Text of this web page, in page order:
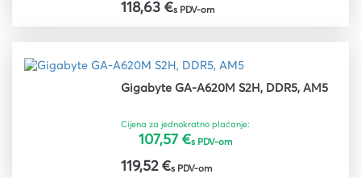
118,63 €s PDV-om
Gigabyte GA-A620M S2H, DDR5, AM5
Cijena za jednokratno plaćanje:
107,57 €s PDV-om
119,52 €s PDV-om